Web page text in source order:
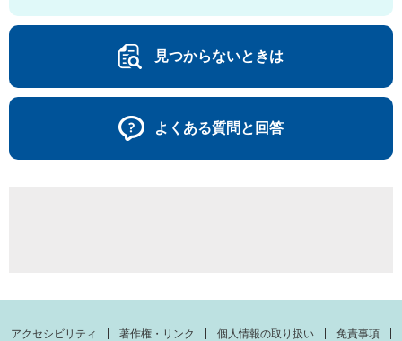
見つからないときは
よくある質問と回答
アクセシビリティ 著作権・リンク 個人情報の取り扱い 免責事項